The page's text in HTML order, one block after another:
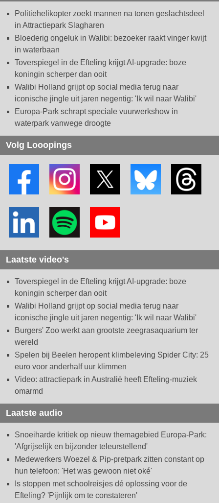
Politiehelikopter zoekt mannen na tonen geslachtsdeel
in Attractiepark Slagharen
Bloederig ongeluk in Walibi: bezoeker raakt vinger kwijt
in waterbaan
Toverspiegel in de Efteling krijgt AI-upgrade: boze
koningin scherper dan ooit
Walibi Holland grijpt op social media terug naar
iconische jingle uit jaren negentig: 'Ik wil naar Walibi'
Europa-Park schrapt speciale vuurwerkshow in
waterpark vanwege droogte
Volg Looopings
Laatste video's
Toverspiegel in de Efteling krijgt AI-upgrade: boze
koningin scherper dan ooit
Walibi Holland grijpt op social media terug naar
iconische jingle uit jaren negentig: 'Ik wil naar Walibi'
Burgers' Zoo werkt aan grootste zeegrasaquarium ter
wereld
Spelen bij Beelen heropent klimbeleving Spider City: 25
euro voor anderhalf uur klimmen
Video: attractiepark in Australië heeft Efteling-muziek
omarmd
Laatste audio
Snoeiharde kritiek op nieuw themagebied Europa-Park:
'Afgrijselijk en bijzonder teleurstellend'
Medewerkers Woezel & Pip-pretpark zitten constant op
hun telefoon: 'Het was gewoon niet oké'
Is stoppen met schoolreisjes dé oplossing voor de
Efteling? 'Pijnlijk om te constateren'